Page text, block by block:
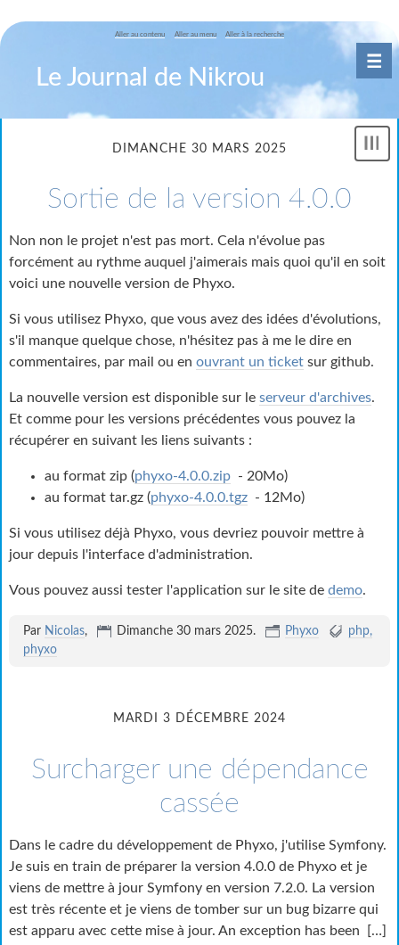
Aller au contenu Aller au menu Aller à la recherche
Le Journal de Nikrou
DIMANCHE 30 MARS 2025
Sortie de la version 4.0.0
Non non le projet n'est pas mort. Cela n'évolue pas
forcément au rythme auquel j'aimerais mais quoi qu'il en soit
voici une nouvelle version de Phyxo.
Si vous utilisez Phyxo, que vous avez des idées d'évolutions,
s'il manque quelque chose, n'hésitez pas à me le dire en
commentaires, par mail ou en ouvrant un ticket sur github.
La nouvelle version est disponible sur le serveur d'archives.
Et comme pour les versions précédentes vous pouvez la
récupérer en suivant les liens suivants :
au format zip (phyxo-4.0.0.zip - 20Mo)
au format tar.gz (phyxo-4.0.0.tgz - 12Mo)
Si vous utilisez déjà Phyxo, vous devriez pouvoir mettre à
jour depuis l'interface d'administration.
Vous pouvez aussi tester l'application sur le site de demo.
Par Nicolas, Dimanche 30 mars 2025. Phyxo
php
phyxo
MARDI 3 DÉCEMBRE 2024
Surcharger une dépendance
cassée
Dans le cadre du développement de Phyxo, j'utilise Symfony.
Je suis en train de préparer la version 4.0.0 de Phyxo et je
viens de mettre à jour Symfony en version 7.2.0. La version
est très récente et je viens de tomber sur un bug bizarre qui
est apparu avec cette mise à jour. An exception has been
[…]